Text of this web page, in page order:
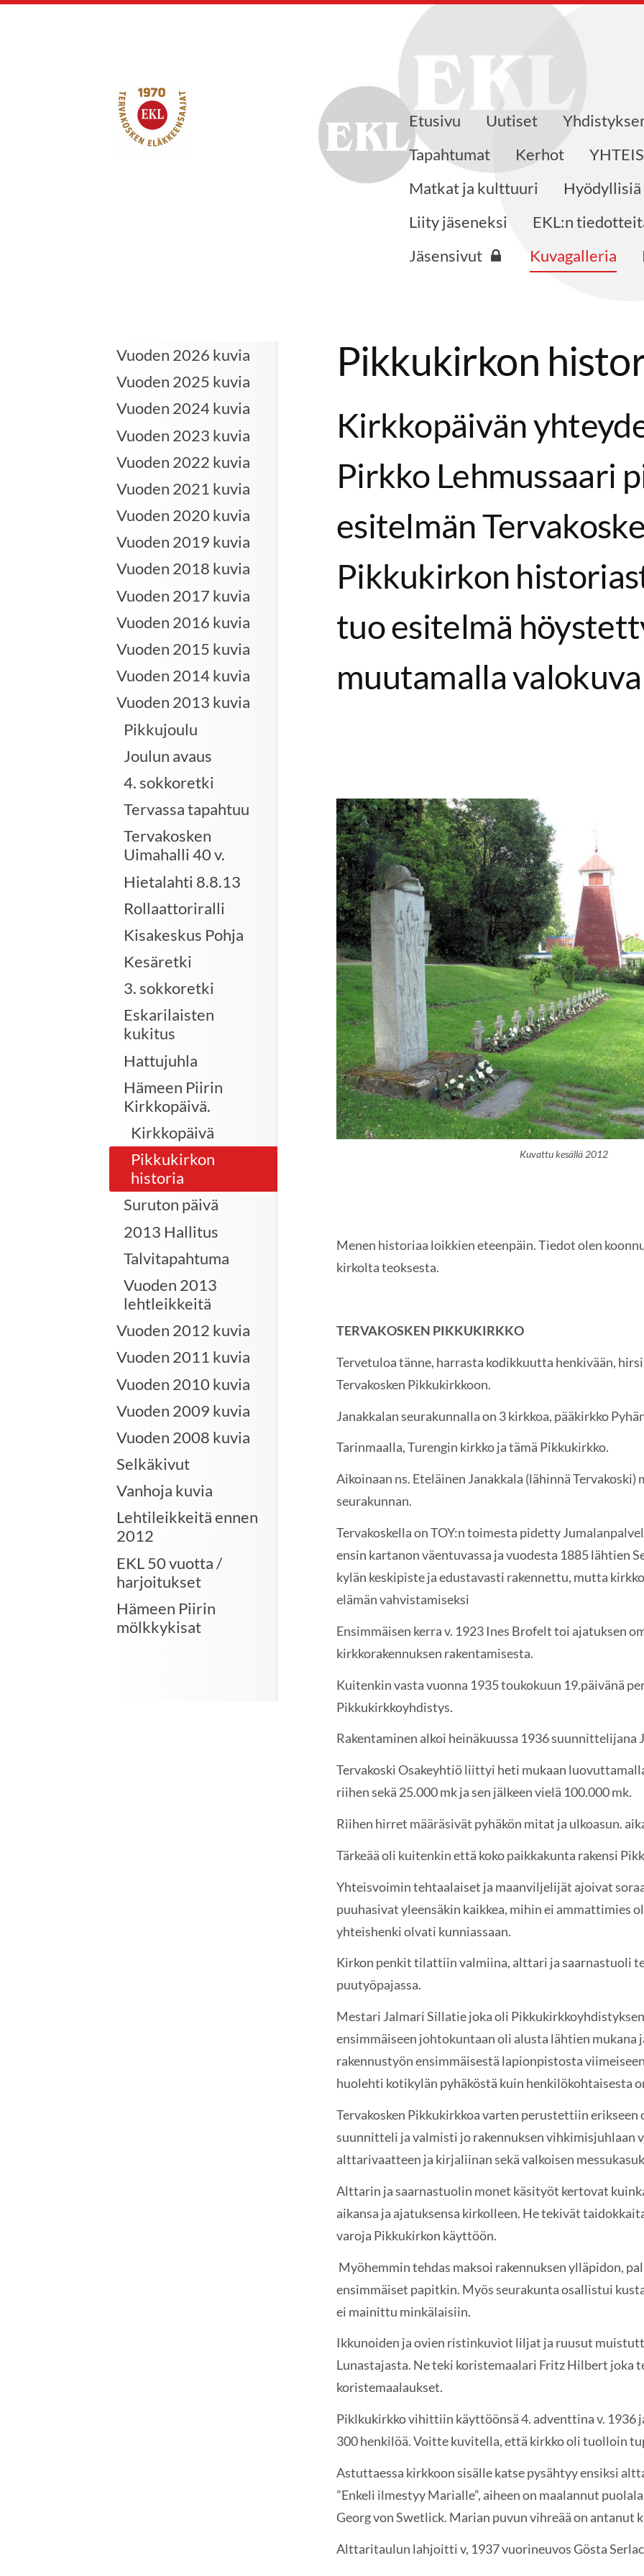
Tervakosken Eläkkeensaajat ry
Etusivu Uutiset
Tapahtumat
Kerhot
Matkat ja kulttuuri
Liity jäseneksi
EKL:n
Jäsensivut
Kuvagalleria
Vuoden 2026 kuvia
Vuoden 2025 kuvia
Vuoden 2024 kuvia
Vuoden 2023 kuvia
Vuoden 2022 kuvia
Vuoden 2021 kuvia
Vuoden 2020 kuvia
Vuoden 2019 kuvia
Vuoden 2018 kuvia
Vuoden 2017 kuvia
Vuoden 2016 kuvia
Vuoden 2015 kuvia
Vuoden 2014 kuvia
Vuoden 2013 kuvia
Pikkujoulu
Joulun avaus
4. sokkoretki
Tervassa tapahtuu
Tervakosken
Uimahalli 40 v.
Hietalahti 8.8.13
Rollaattoriralli
Kisakeskus Pohja
Kesäretki
3. sokkoretki
Eskarilaisten
kukitus
Hattujuhla
Hämeen Piirin
Kirkkopäivä.
Kirkkopäivä
Pikkukirkon
historia
Suruton päivä
2013 Hallitus
Talvitapahtuma
Vuoden 2013
lehtleikkeitä
Vuoden 2012 kuvia
Vuoden 2011 kuvia
Vuoden 2010 kuvia
Vuoden 2009 kuvia
Vuoden 2008 kuvia
Selkäkivut
Vanhoja kuvia
Lehtileikkeitä ennen
2012
EKL 50 vuotta /
harjoitukset
Hämeen Piirin
mölkkykisat
Pikkukirkon
Kirkkopäivän
Pirkko Lehmussaari
esitelmän
Pikkukirkon
tuo esitelmä
muutamalla
Kuvattu kesällä 2012
Menen historiaa loikkien eteenpäin. Tiedot olen
kirkolta teoksesta.
TERVAKOSKEN PIKKUKIRKKO
Tervetuloa tänne, harrasta kodikkuutta henkivään,
Tervakosken Pikkukirkkoon.
Janakkalan seurakunnalla on 3 kirkkoa, pääkirkko
Tarinmaalla, Turengin kirkko ja tämä Pikkukirkko.
Aikoinaan ns. Eteläinen Janakkala (lähinnä Tervakoski)
seurakunnan.
Tervakoskella on TOY:n toimesta pidetty
ensin kartanon väentuvassa ja vuodesta 1885 lähtien
kylän keskipiste ja edustavasti rakennettu, mutta
elämän vahvistamiseksi
Ensimmäisen kerra v. 1923 Ines Brofelt toi ajatuksen
kirkkorakennuksen rakentamisesta.
Kuitenkin vasta vuonna 1935 toukokuun 19.päivänä
Pikkukirkkoyhdistys.
Rakentaminen alkoi heinäkuussa 1936 suunnittelijana
Tervakoski Osakeyhtiö liittyi heti mukaan
riihen sekä 25.000 mk ja sen jälkeen vielä 100.000 mk.
Riihen hirret määräsivät pyhäkön mitat ja ulkoasun.
Tärkeää oli kuitenkin että koko paikkakunta rakensi
Yhteisvoimin tehtaalaiset ja maanviljelijät ajoivat
puuhasivat yleensäkin kaikkea, mihin ei ammattimies
yhteishenki olvati kunniassaan.
Kirkon penkit tilattiin valmiina, alttari ja saarnastuoli
puutyöpajassa.
Mestari Jalmari Sillatie joka oli
ensimmäiseen johtokuntaan oli alusta lähtien mukana
rakennustyön ensimmäisestä lapionpistosta
huolehti kotikylän pyhäköstä kuin henkilökohtaisesta
Tervakosken Pikkukirkkoa varten perustettiin erikseen
suunnitteli ja valmisti jo rakennuksen vihkimisjuhlaan
alttarivaatteen ja kirjaliinan sekä valkoisen
Alttarin ja saarnastuolin monet käsityöt kertovat
aikansa ja ajatuksensa kirkolleen. He tekivät
varoja Pikkukirkon käyttöön.
Myöhemmin tehdas maksoi rakennuksen ylläpidon,
ensimmäiset papitkin. Myös seurakunta osallistui
ei mainittu minkälaisiin.
Ikkunoiden ja ovien ristinkuviot liljat ja ruusut
Lunastajasta. Ne teki koristemaalari Fritz Hilbert joka
koristemaalaukset.
Piklkukirkko vihittiin käyttöönsä 4. adventtina v. 1936
300 henkilöä. Voitte kuvitella, että kirkko oli tuolloin
Astuttaessa kirkkoon sisälle katse pysähtyy ensiksi
”Enkeli ilmestyy Marialle”, aiheen on maalannut
Georg von Swetlick. Marian puvun vihreää on antanut
Alttaritaulun lahjoitti v, 1937 vuorineuvos Gösta